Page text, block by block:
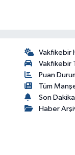
Vakfıkebir
Vakfıkebir
Puan
Tüm
Son
Haber